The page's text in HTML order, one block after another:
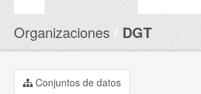
Organizaciones DGT
Conjuntos de datos